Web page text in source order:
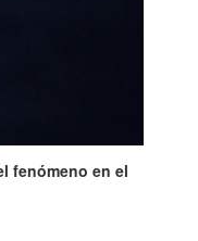
fenómeno en el